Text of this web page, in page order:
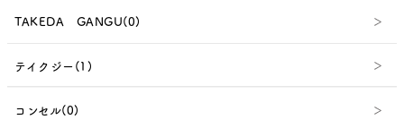
TAKEDA GANGU(0)
テイクジー(1)
コンセル(0)